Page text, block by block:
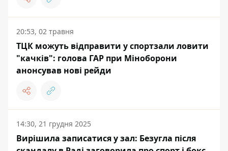
20:53, 02 травня
ТЦК можуть відправити у спортзали ловити
"качків": голова ГАР при Міноборони
анонсував нові рейди
14:30, 21 грудня 2025
Вирішила записатися у зал: Безугла після